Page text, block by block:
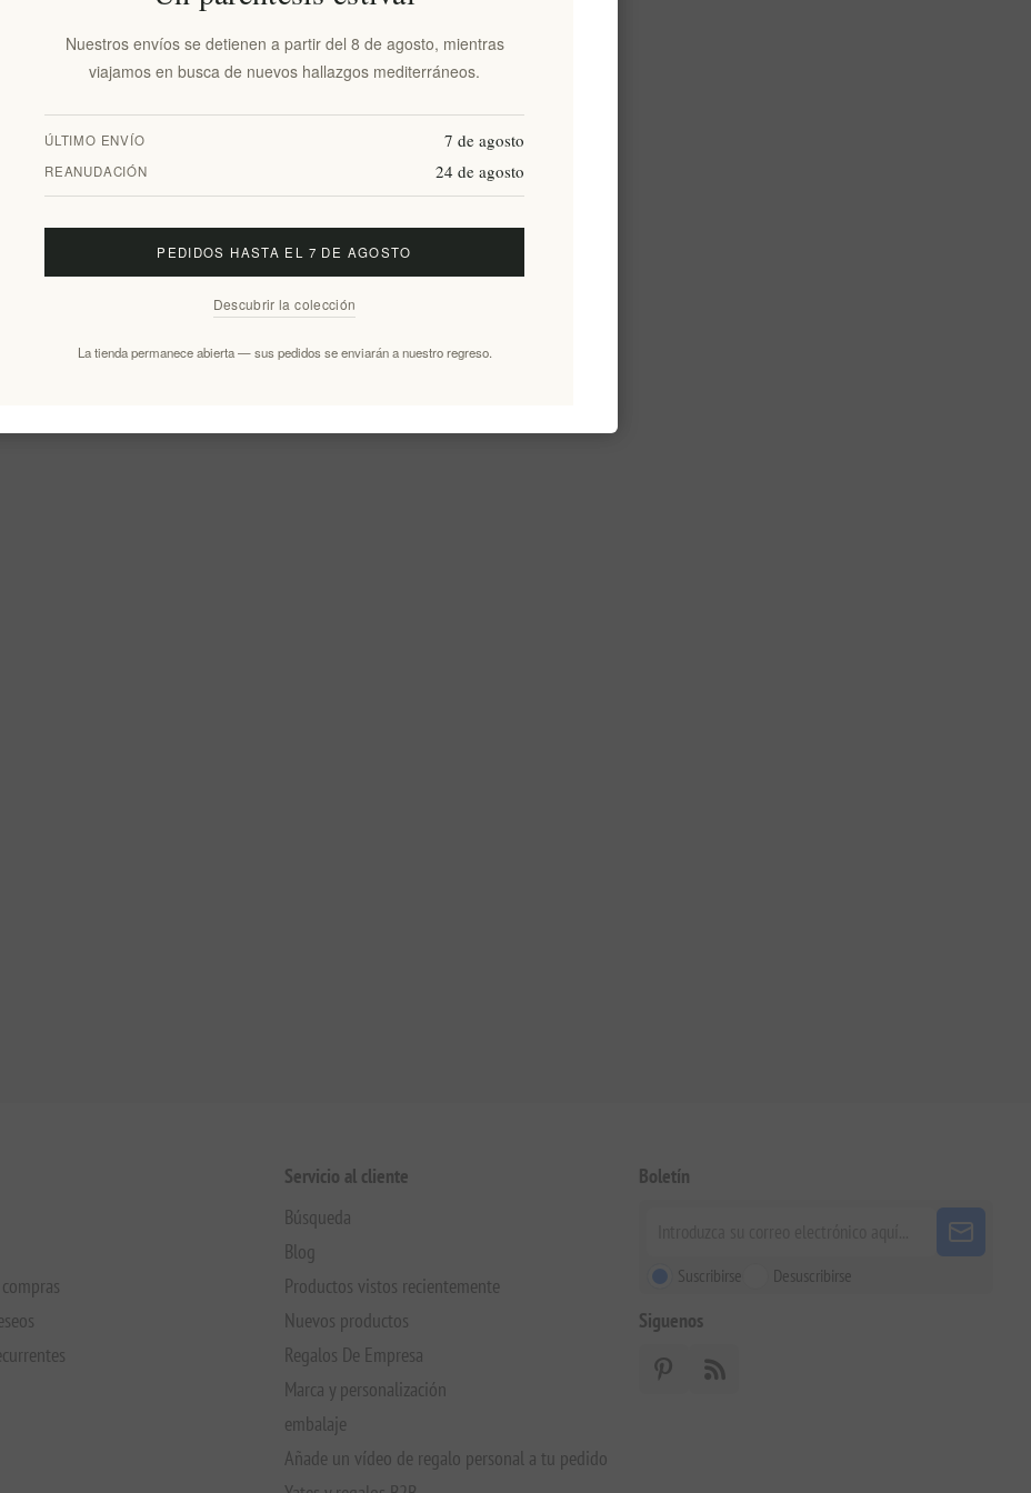
Servicio al cliente
Búsqueda
Blog
Productos vistos recientemente
Nuevos productos
Regalos De Empresa
Marca y personalización
embalaje
Añade un vídeo de regalo personal a tu pedido
Boletín
Suscribirse Desuscribirse
Siguenos
Nuestros envíos se detienen a partir del 8 de agosto, mientras
viajamos en busca de nuevos hallazgos mediterráneos.
ÚLTIMO ENVÍO 7 de agosto
REANUDACIÓN 24 de agosto
PEDIDOS HASTA EL 7 DE AGOSTO
Descubrir la colección
La tienda permanece abierta — sus pedidos se enviarán a nuestro regreso.